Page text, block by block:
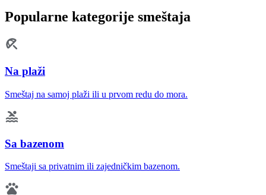
Popularne kategorije smeštaja
Na plaži
Smeštaj na samoj plaži ili u prvom redu do mora.
Sa bazenom
Smeštaji sa privatnim ili zajedničkim bazenom.